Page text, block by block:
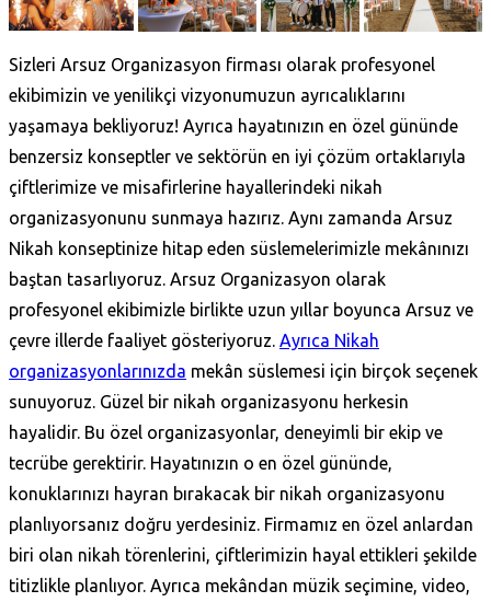
Sizleri Arsuz Organizasyon firması olarak profesyonel
ekibimizin ve yenilikçi vizyonumuzun ayrıcalıklarını
yaşamaya bekliyoruz! Ayrıca hayatınızın en özel gününde
benzersiz konseptler ve sektörün en iyi çözüm ortaklarıyla
çiftlerimize ve misafirlerine hayallerindeki nikah
organizasyonunu sunmaya hazırız. Aynı zamanda Arsuz
Nikah konseptinize hitap eden süslemelerimizle mekânınızı
baştan tasarlıyoruz. Arsuz Organizasyon olarak
profesyonel ekibimizle birlikte uzun yıllar boyunca Arsuz ve
çevre illerde faaliyet gösteriyoruz. Ayrıca Nikah
organizasyonlarınızda mekân süslemesi için birçok seçenek
sunuyoruz. Güzel bir nikah organizasyonu herkesin
hayalidir. Bu özel organizasyonlar, deneyimli bir ekip ve
tecrübe gerektirir. Hayatınızın o en özel gününde,
konuklarınızı hayran bırakacak bir nikah organizasyonu
planlıyorsanız doğru yerdesiniz. Firmamız en özel anlardan
biri olan nikah törenlerini, çiftlerimizin hayal ettikleri şekilde
titizlikle planlıyor. Ayrıca mekândan müzik seçimine, video,